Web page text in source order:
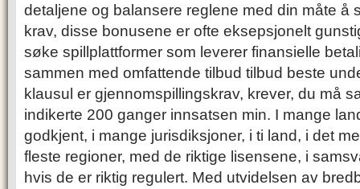
detaljene og balansere reglene med din måte å
krav, disse bonusene er ofte eksepsjonelt
søke spillplattformer som leverer finansielle
sammen med omfattende tilbud tilbud beste
klausul er gjennomspillingskrav, krever, du må
indikerte 200 ganger innsatsen min. I mange
godkjent, i mange jurisdiksjoner, i ti land, i det
fleste regioner, med de riktige lisensene, i
hvis de er riktig regulert. Med utvidelsen av